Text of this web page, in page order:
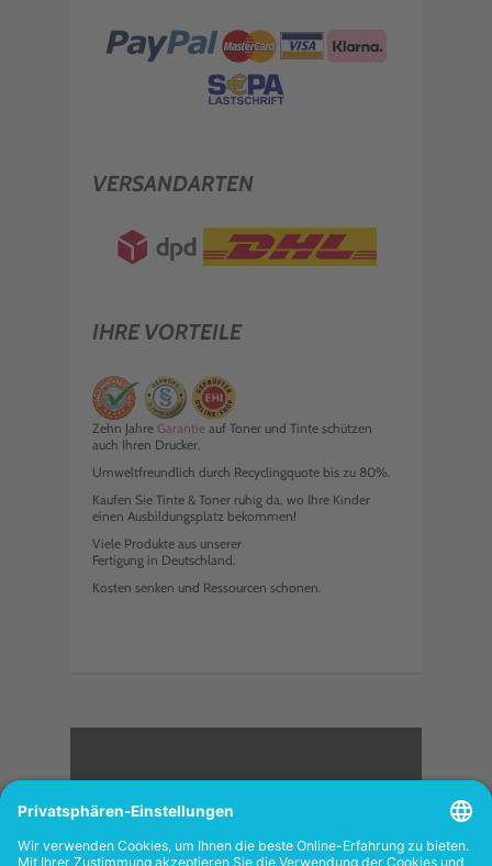
VERSANDARTEN
IHRE VORTEILE
Zehn Jahre Garantie auf Toner und Tinte schützen
auch Ihren Drucker.
Umweltfreundlich durch Recyclingquote bis zu 80%.
Kaufen Sie Tinte & Toner ruhig da, wo Ihre Kinder
einen Ausbildungsplatz bekommen!
Viele Produkte aus unserer
Fertigung in Deutschland.
Kosten senken und Ressourcen schonen.
<